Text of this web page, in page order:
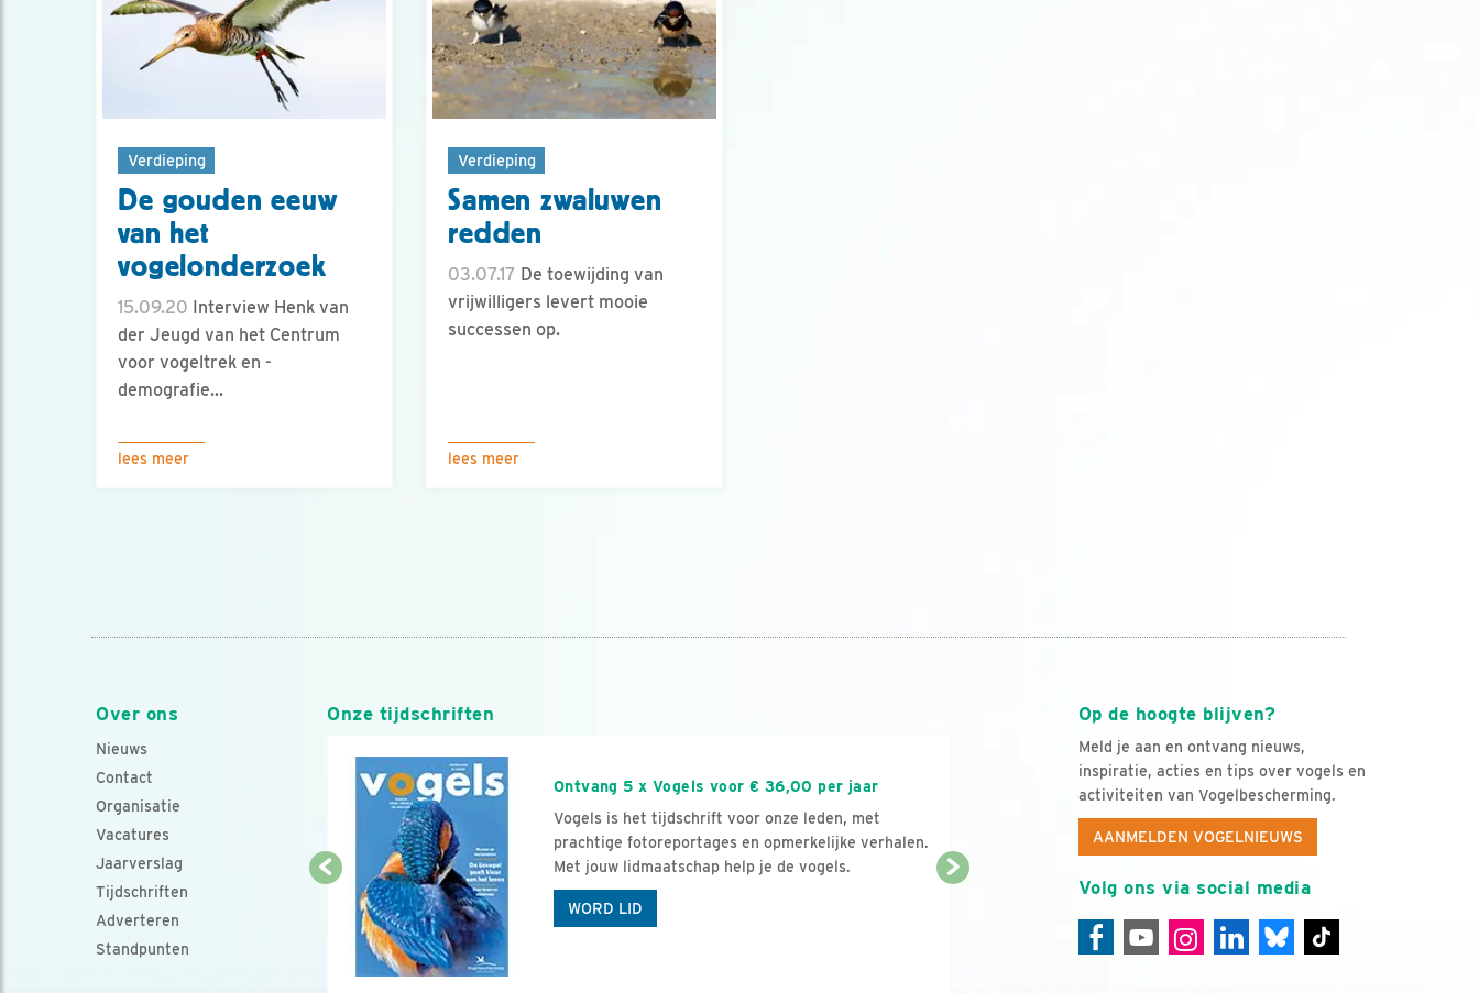
Verdieping
De gouden eeuw
van het
vogelonderzoek
15.09.20 Interview Henk van
der Jeugd van het Centrum
voor vogeltrek en -
demografie...
lees meer
Verdieping
Samen zwaluwen
redden
03.07.17 De toewijding van
vrijwilligers levert mooie
successen op.
lees meer
Over ons
Nieuws
Contact
Organisatie
Vacatures
Jaarverslag
Tijdschriften
Adverteren
Standpunten
Op de hoogte blijven?
Meld je aan en ontvang nieuws,
inspiratie, acties en tips over vogels en
activiteiten van Vogelbescherming.
AANMELDEN VOGELNIEUWS
Volg ons via social media
Onze tijdschriften
Ontvang 5 x Vogels voor € 36,00 per jaar
Vogels is het tijdschrift voor onze leden, met
prachtige fotoreportages en opmerkelijke verhalen.
Met jouw lidmaatschap help je de vogels.
WORD LID